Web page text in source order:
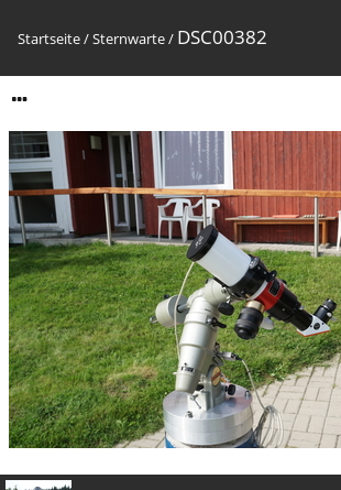
Startseite/Sternwarte/ DSC00382